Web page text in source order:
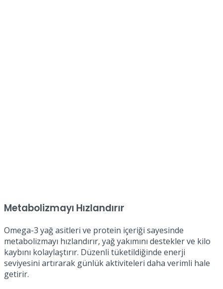
Metabolizmayı Hızlandırır
Omega-3 yağ asitleri ve protein içeriği sayesinde
metabolizmayı hızlandırır, yağ yakımını destekler ve kilo
kaybını kolaylaştırır. Düzenli tüketildiğinde enerji
seviyesini artırarak günlük aktiviteleri daha verimli hale
getirir.